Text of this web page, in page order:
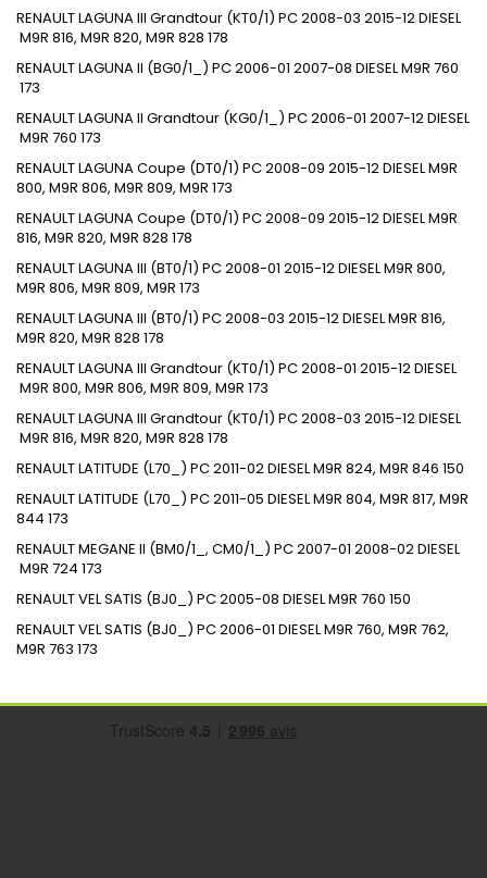
RENAULTLAGUNA III Grandtour (KT0/1) PC2008-03 2015-12DIESEL
M9R 816, M9R 820, M9R 828 178
RENAULTLAGUNA II (BG0/1_) PC2006-01 2007-08 DIESELM9R 760
173
RENAULTLAGUNA II Grandtour (KG0/1_) PC2006-01 2007-12DIESEL
M9R 760 173
RENAULTLAGUNA Coupe (DT0/1) PC2008-09 2015-12DIESELM9R
800, M9R 806, M9R 809, M9R 173
RENAULTLAGUNA Coupe (DT0/1) PC2008-09 2015-12DIESELM9R
816, M9R 820, M9R 828 178
RENAULTLAGUNA III (BT0/1) PC2008-01 2015-12DIESELM9R 800,
M9R 806, M9R 809, M9R 173
RENAULTLAGUNA III (BT0/1) PC2008-03 2015-12DIESELM9R 816,
M9R 820, M9R 828 178
RENAULTLAGUNA III Grandtour (KT0/1) PC2008-01 2015-12DIESEL
M9R 800, M9R 806, M9R 809, M9R 173
RENAULTLAGUNA III Grandtour (KT0/1) PC2008-03 2015-12DIESEL
M9R 816, M9R 820, M9R 828 178
RENAULTLATITUDE (L70_) PC2011-02DIESELM9R 824, M9R 846 150
RENAULTLATITUDE (L70_) PC2011-05 DIESELM9R 804, M9R 817, M9R
844 173
RENAULTMEGANE II (BM0/1_, CM0/1_) PC2007-01 2008-02DIESEL
M9R 724 173
RENAULTVEL SATIS (BJ0_) PC2005-08 DIESELM9R 760 150
RENAULTVEL SATIS (BJ0_) PC2006-01 DIESELM9R 760, M9R 762,
M9R 763 173